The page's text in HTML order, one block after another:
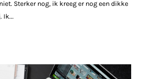
Sterker nog, ik kreeg er nog een dikke
Ik...